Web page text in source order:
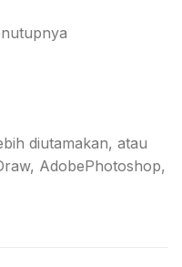
diutamakan, atau
AdobePhotoshop,